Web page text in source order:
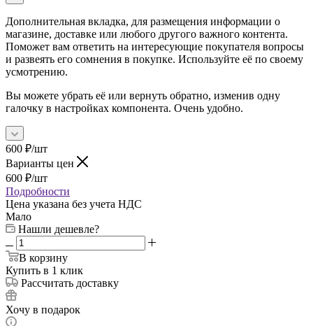
Дополнительная вкладка, для размещения информации о
магазине, доставке или любого другого важного контента.
Поможет вам ответить на интересующие покупателя вопросы
и развеять его сомнения в покупке. Используйте её по своему
усмотрению.
Вы можете убрать её или вернуть обратно, изменив одну
галочку в настройках компонента. Очень удобно.
600 ₽/шт
Варианты цен
600 ₽/шт
Подробности
Цена указана без учета НДС
Мало
Нашли дешевле?
В корзину
Купить в 1 клик
Рассчитать доставку
Хочу в подарок